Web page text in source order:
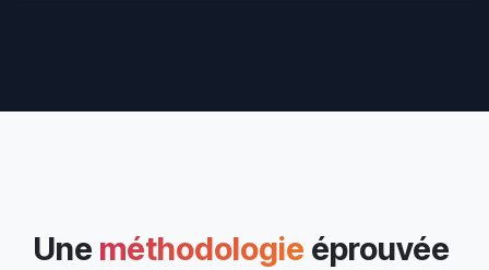
Une méthodologie éprouvée